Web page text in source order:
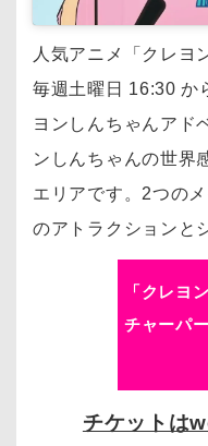
人気アニメ「クレヨ
毎週土曜日 16:30 か
ヨンしんちゃんアド
ンしんちゃんの世界
エリアです。 2つの
のアトラクションと
「クレヨ
チャーパ
チケットは